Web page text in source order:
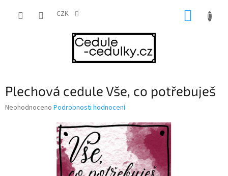
CZK
Plechová cedule Vše, co potřebuješ
Průměrné
Neohodnoceno Podrobnosti hodnocení